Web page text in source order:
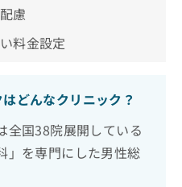
慮
料金設定
どんなクリニック？
全国38院展開している
」を専門にした男性総